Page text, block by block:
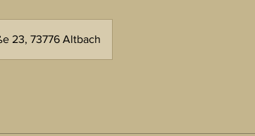
23, 73776 Altbach